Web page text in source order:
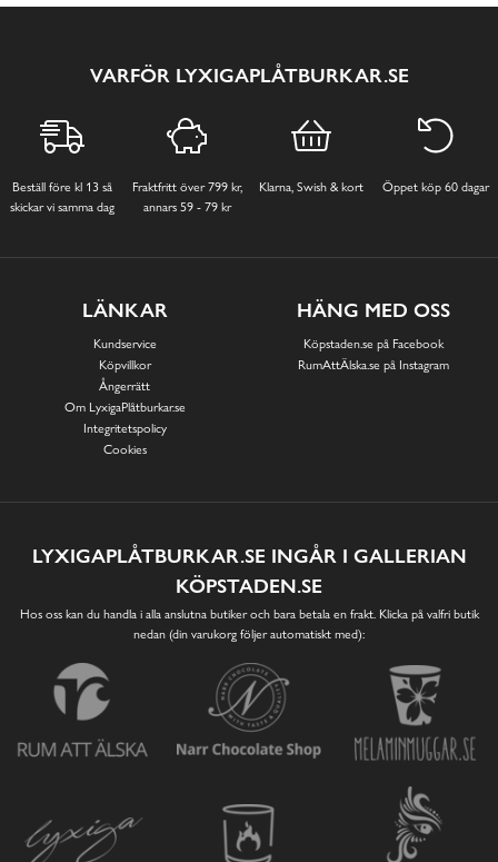
VARFÖR LYXIGAPLÅTBURKAR.SE
Beställ före kl 13 så
skickar vi samma dag
Fraktfritt över 799 kr,
annars 59 - 79 kr
Klarna, Swish & kort Öppet köp 60 dagar
LÄNKAR
Kundservice
Köpvillkor
Ångerrätt
Om LyxigaPlåtburkar.se
Integritetspolicy
Cookies
HÄNG MED OSS
Köpstaden.se på Facebook
RumAttÄlska.se på Instagram
LYXIGAPLÅTBURKAR.SE INGÅR I GALLERIAN
KÖPSTADEN.SE
Hos oss kan du handla i alla anslutna butiker och bara betala en frakt. Klicka på valfri butik
nedan (din varukorg följer automatiskt med):